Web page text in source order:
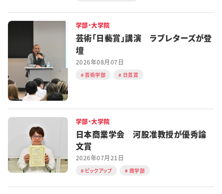
学部・大学院
芸術「日藝賞」講演 ラブレターズが登
壇
2026年08月07日
芸術学部 日芸賞
学部・大学院
日本商業学会 河股准教授が優秀論
文賞
2026年07月21日
ピックアップ 商学部